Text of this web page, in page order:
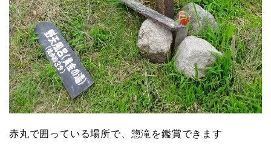
赤丸で囲っている場所で、惣滝を鑑賞できます